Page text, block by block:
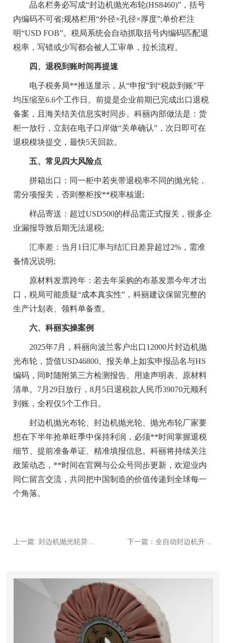
品名栏务必写成“封边机抛光布轮(HS8460)”，括号
内编码不可省;规格栏用“外径×孔径×厚度”;单价栏注
明“USD FOB”。税局系统会自动抓取括号内编码匹配退
税率，写错或少写都会被人工审单，拉长流程。
四、退税到账时间再提速
电子税务局**推送显示，从“申报”到“税款到账”平
均压缩至6.6个工作日。前提是企业前期已完成出口退税
备案，且海关结关信息实时同步。科丽内部做法是：货
柜一放行，立刻在电子口岸做“关单确认”，次日即可在
退税模块提交，最快5天回款。
五、常见四大风险点
拼箱出口：同一柜中若夹带退税率不同的抛光轮，
需分项报关，否则整柜按**税率核退;
样品寄送：超过USD500的样品需正式报关，很多企
业漏报导致后期无法退税;
汇率差：当月1日汇率与结汇日差异超过2%，需准
备情况说明;
原材料发票跨年：若去年采购的布基发票今年才出
口，税局可能质疑“成本真实性”，科丽建议保留完整的
生产计划表、领料单备查。
六、科丽实操案例
2025年7月，科丽向波兰客户出口12000片封边机抛
光布轮，货值USD46800。报关单上如实申报品名与HS
编码，同时随附第三方检测报告、用途声明表、原材料
清单。7月29日放行，8月5日退税款人民币39070元顺利
到账，全程仅5个工作日。
封边机抛光布轮、封边机抛光轮、抛光布轮厂家要
想在下半年抢单旺季中保持利润，必须**时间掌握退税
细节、提前准备单证、精准填报信息。科丽将持续关注
政策动态，**时间在官网与公众号同步更新，欢迎业内
同仁留言交流，共同把中国制造的价值传递到全球每一
个角落。